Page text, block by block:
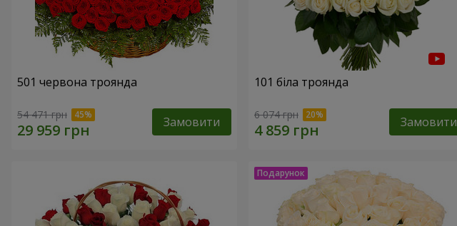
501 червона троянда
54 471 грн Замовити
101 біла троянда
6 074 грн Замовити